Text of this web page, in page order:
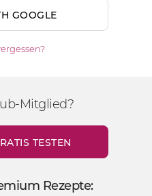
GOOGLE
Mitglied?
TESTEN
Rezepte: